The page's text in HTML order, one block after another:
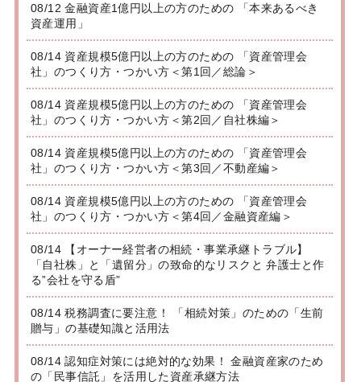
08/12 金融資産1億円以上の方のための 「本来あるべき
資産運用」
08/14 資産規模5億円以上の方のための 「資産管理会
社」のつくり方・つかい方＜第1回／総論＞
08/14 資産規模5億円以上の方のための 「資産管理会
社」のつくり方・つかい方＜第2回／自社株編＞
08/14 資産規模5億円以上の方のための 「資産管理会
社」のつくり方・つかい方＜第3回／不動産編＞
08/14 資産規模5億円以上の方のための 「資産管理会
社」のつくり方・つかい方＜第4回／金融資産編＞
08/14 【オーナー経営者の相続・事業承継トラブル】
「自社株」と「遺留分」の致命的なリスクと 弁護士と作
る”会社を守る盾”
08/14 税務調査に要注意！ 「相続対策」のための「生前
贈与」の基礎知識と活用法
08/14 認知症対策には絶対的な効果！ 金融資産家のため
の「民事信託」を活用した資産承継方法